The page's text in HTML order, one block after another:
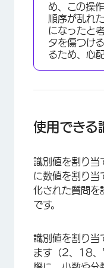
め、この操
順序が乱れ
になったと
タを傷つけ
るため、心
使用できる
識別値を割り当
に数値を割り当
化された質問を
です。
識別値を割り当
ます（2、18、